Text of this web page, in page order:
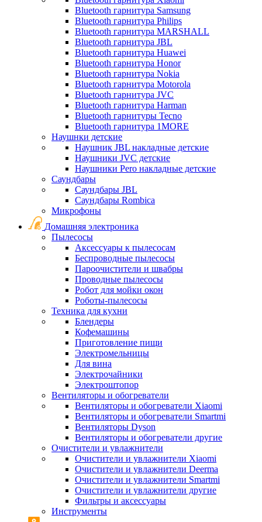
Bluetooth гарнитура Samsung
Bluetooth гарнитура Philips
Bluetooth гарнитура MARSHALL
Bluetooth гарнитура JBL
Bluetooth гарнитура Huawei
Bluetooth гарнитура Honor
Bluetooth гарнитура Nokia
Bluetooth гарнитура Motorola
Bluetooth гарнитура JVC
Bluetooth гарнитура Harman
Bluetooth гарнитуры Tecno
Bluetooth гарнитура 1MORE
Наушнки детские
Наушник JBL накладные детские
Наушники JVC детские
Наушники Pero накладные детские
Саундбары
Саундбары JBL
Саундбары Rombica
Микрофоны
Домашняя электроника
Пылесосы
Аксессуары к пылесосам
Беспроводные пылесосы
Пароочистители и швабры
Проводные пылесосы
Робот для мойки окон
Роботы-пылесосы
Техника для кухни
Блендеры
Кофемашины
Приготовление пищи
Электромельницы
Для вина
Электрочайники
Электроштопор
Вентиляторы и обогреватели
Вентиляторы и обогреватели Xiaomi
Вентиляторы и обогреватели Smartmi
Вентиляторы Dyson
Вентиляторы и обогреватели другие
Очистители и увлажнители
Очистители и увлажнители Xiaomi
Очистители и увлажнители Deerma
Очистители и увлажнители Smartmi
Очистители и увлажнители другие
Фильтры и аксессуары
Инструменты